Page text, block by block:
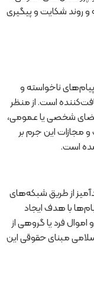
روند شکایت و پیگیری
ناخواسته و
است. از منظر
فضای شخصی یا عمومی،
این جرم بر
از طریق شبکه‌های
با هدف ایجاد
فرد یا گروهی از
قانون مجازات اسلامی مبنای حقوقی این